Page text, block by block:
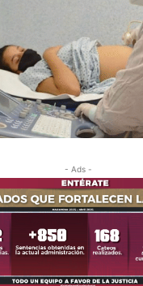
- Ads -